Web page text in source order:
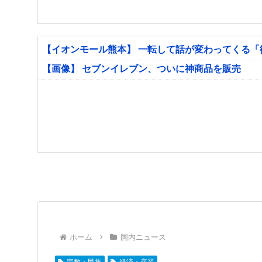
【イオンモール熊本】 一転して話が変わってくる
【画像】 セブンイレブン、ついに神商品を販売
ホーム 国内ニュース